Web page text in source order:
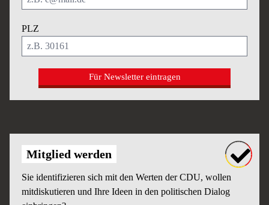
PLZ
Für Newsletter eintragen
Mitglied werden
Sie identifizieren sich mit den Werten der CDU, wollen
mitdiskutieren und Ihre Ideen in den politischen Dialog